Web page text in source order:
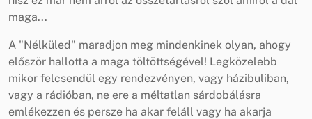
maga...
A "Nélküled" maradjon meg mindenkinek olyan, ahogy
először hallotta a maga töltöttségével! Legközelebb
mikor felcsendül egy rendezvényen, vagy házibuliban,
vagy a rádióban, ne ere a méltatlan sárdobálásra
emlékezzen és persze ha akar feláll vagy ha akarja